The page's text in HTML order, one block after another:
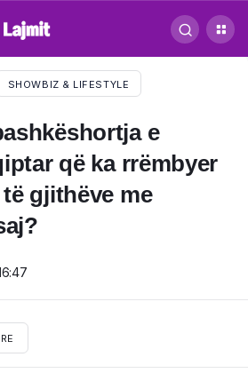
SHOWBIZ & LIFESTYLE
e
që ka rrëmbyer
gjithëve me